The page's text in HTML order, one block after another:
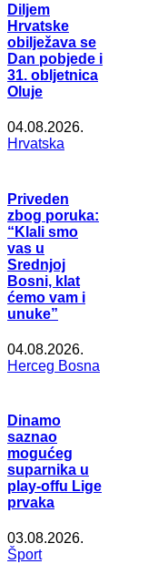
Diljem
Hrvatske
obilježava se
Dan pobjede i
31. obljetnica
Oluje
04.08.2026.
Hrvatska
Priveden
zbog poruka:
“Klali smo
vas u
Srednjoj
Bosni, klat
ćemo vam i
unuke”
04.08.2026.
Herceg Bosna
Dinamo
saznao
mogućeg
suparnika u
play-offu Lige
prvaka
03.08.2026.
Šport